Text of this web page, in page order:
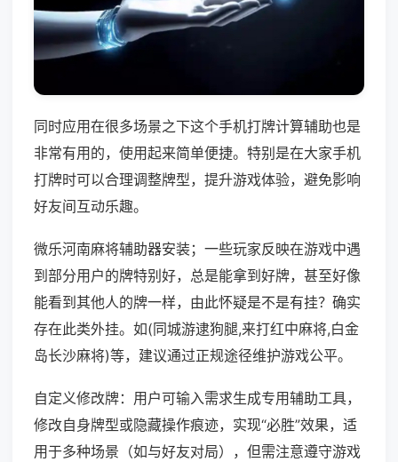
同时应用在很多场景之下这个手机打牌计算辅助也是
非常有用的，使用起来简单便捷。特别是在大家手机
打牌时可以合理调整牌型，提升游戏体验，避免影响
好友间互动乐趣。
微乐河南麻将辅助器安装；一些玩家反映在游戏中遇
到部分用户的牌特别好，总是能拿到好牌，甚至好像
能看到其他人的牌一样，由此怀疑是不是有挂？确实
存在此类外挂。如(同城游逮狗腿,来打红中麻将,白金
岛长沙麻将)等，建议通过正规途径维护游戏公平。
自定义修改牌：用户可输入需求生成专用辅助工具，
修改自身牌型或隐藏操作痕迹，实现“必胜”效果，适
用于多种场景（如与好友对局），但需注意遵守游戏